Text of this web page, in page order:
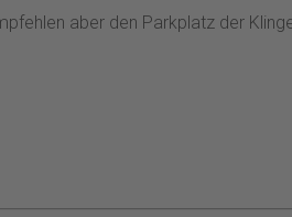
aber den Parkplatz der